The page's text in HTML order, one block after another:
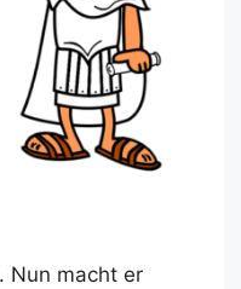
Nun macht er